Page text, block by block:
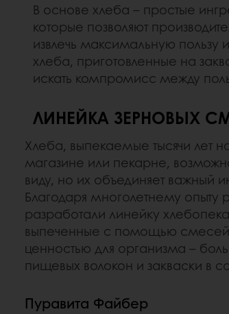
В основе хлеба – простые
которые позволяют
извлечь максимальную пользу
хлеба, приготовленные на
искать компромисс между
ЛИНЕЙКА ЗЕРНОВЫХ
Хлеба, выпекаемые тысячи лет
магазине или пекарне,
виду, но их объединяет важный
Благодаря многолетнему
разработали линейку
выпеченные с помощью смесей
ценностью для организма –
пищевых волокон и закваски в
Пуравита Файбер